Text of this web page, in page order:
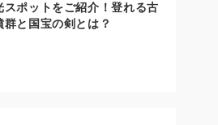
スポットをご紹介！登れる古
群と国宝の剣とは？